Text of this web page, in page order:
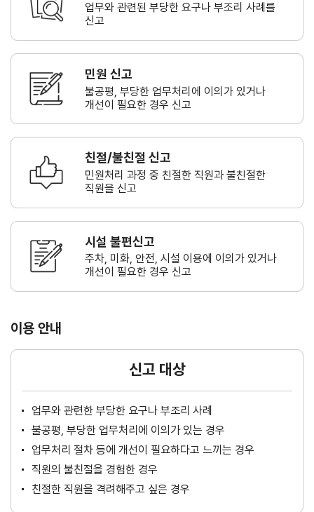
업무와 관련된 부당한 요구나 부조리 사례를
신고
민원 신고
불공평, 부당한 업무처리에 이의가 있거나
개선이 필요한 경우 신고
친절/불친절 신고
민원처리 과정 중 친절한 직원과불친절한
직원을 신고
시설 불편신고
주차, 미화, 안전, 시설 이용에 이의가 있거나
개선이 필요한 경우 신고
이용 안내
신고 대상
업무와 관련한 부당한 요구나 부조리 사례
불공평, 부당한 업무처리에 이의가 있는 경우
업무처리 절차 등에 개선이 필요하다고 느끼는 경우
직원의 불친절을 경험한 경우
친절한 직원을 격려해주고 싶은 경우